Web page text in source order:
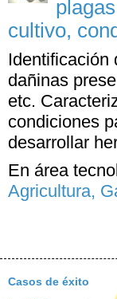
cultivo,
Identificación
dañinas
etc.
condiciones
desarrollar
En área
Agricultura,
Casos de éxito